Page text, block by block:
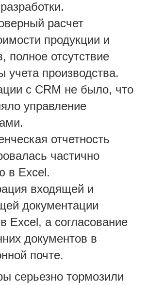
расчет
продукции и
полное отсутствие
учета производства.
с CRM не было, что
управление
отчетность
частично
в Excel.
входящей и
документации
Excel, а согласование
документов в
почте.
серьезно тормозили